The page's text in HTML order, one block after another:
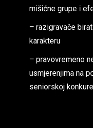
mišićne grupe i
– razigravače
karakteru
– pravovremeno
usmjerenjima na
seniorskoj